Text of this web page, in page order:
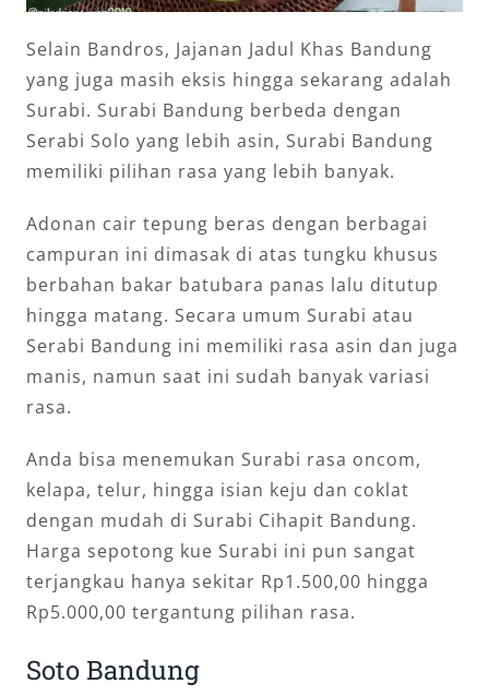
Selain Bandros, Jajanan Jadul Khas Bandung
yang juga masih eksis hingga sekarang adalah
Surabi. Surabi Bandung berbeda dengan
Serabi Solo yang lebih asin, Surabi Bandung
memiliki pilihan rasa yang lebih banyak.
Adonan cair tepung beras dengan berbagai
campuran ini dimasak di atas tungku khusus
berbahan bakar batubara panas lalu ditutup
hingga matang. Secara umum Surabi atau
Serabi Bandung ini memiliki rasa asin dan juga
manis, namun saat ini sudah banyak variasi
rasa.
Anda bisa menemukan Surabi rasa oncom,
kelapa, telur, hingga isian keju dan coklat
dengan mudah di Surabi Cihapit Bandung.
Harga sepotong kue Surabi ini pun sangat
terjangkau hanya sekitar Rp1.500,00 hingga
Rp5.000,00 tergantung pilihan rasa.
Soto Bandung